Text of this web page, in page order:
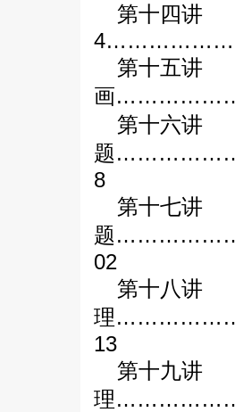
第十四讲
第十五讲
画
第十六讲
题
8
第十七讲
题
02
第十八讲
理
13
第十九讲
理